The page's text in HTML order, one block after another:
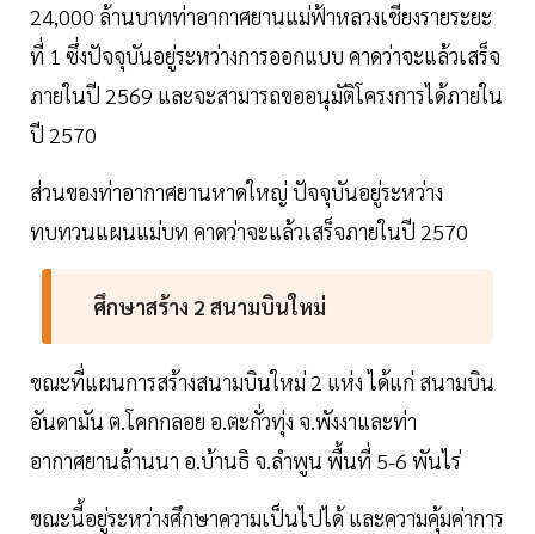
24,000 ล้านบาทท่าอากาศยานแม่ฟ้าหลวงเชียงรายระยะ
ที่ 1 ซึ่งปัจจุบันอยู่ระหว่างการออกแบบ คาดว่าจะแล้วเสร็จ
ภายในปี 2569 และจะสามารถขออนุมัติโครงการได้ภายใน
ปี 2570
ส่วนของท่าอากาศยานหาดใหญ่ ปัจจุบันอยู่ระหว่าง
ทบทวนแผนแม่บท คาดว่าจะแล้วเสร็จภายในปี 2570
ศึกษาสร้าง 2 สนามบินใหม่
ขณะที่แผนการสร้างสนามบินใหม่ 2 แห่ง ได้แก่ สนามบิน
อันดามัน ต.โคกกลอย อ.ตะกั่วทุ่ง จ.พังงาและท่า
อากาศยานล้านนา อ.บ้านธิ จ.ลำพูน พื้นที่ 5-6 พันไร่
ขณะนี้อยู่ระหว่างศึกษาความเป็นไปได้ และความคุ้มค่าการ